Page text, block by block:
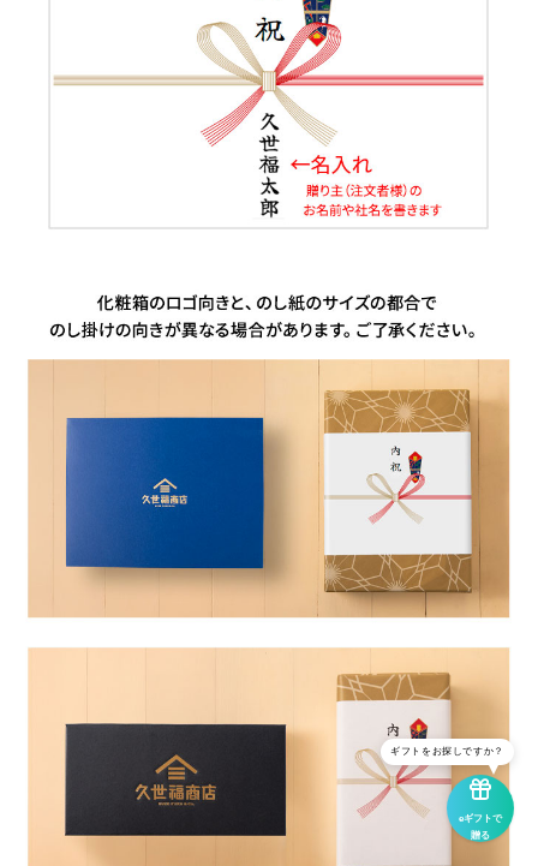
eギフトで
贈る
ギフトをお探しですか？